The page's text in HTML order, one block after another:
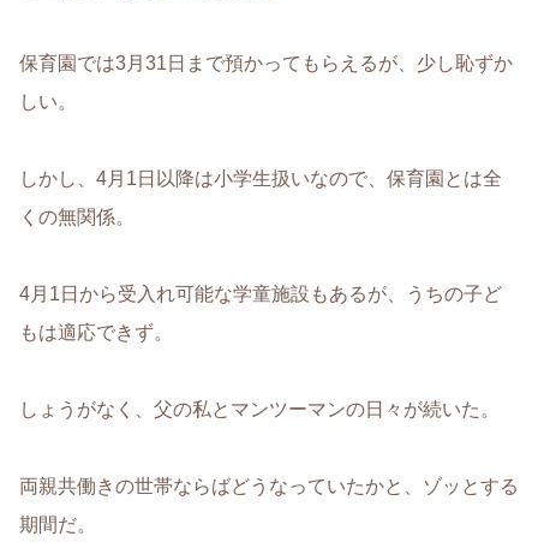
保育園では3月31日まで預かってもらえるが、少し恥ずか
しい。
しかし、4月1日以降は小学生扱いなので、保育園とは全
くの無関係。
4月1日から受入れ可能な学童施設もあるが、うちの子ど
もは適応できず。
しょうがなく、父の私とマンツーマンの日々が続いた。
両親共働きの世帯ならばどうなっていたかと、ゾッとする
期間だ。